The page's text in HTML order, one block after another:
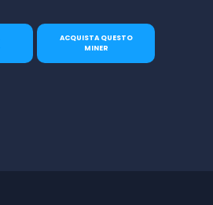
ACQUISTA QUESTO
MINER